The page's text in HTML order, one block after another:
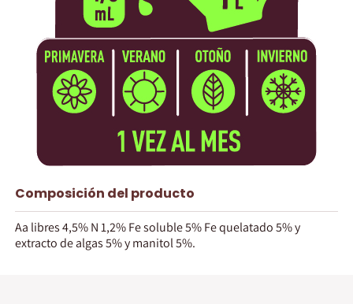
Composición del producto
Aa libres 4,5% N 1,2% Fe soluble 5% Fe quelatado 5% y
extracto de algas 5% y manitol 5%.